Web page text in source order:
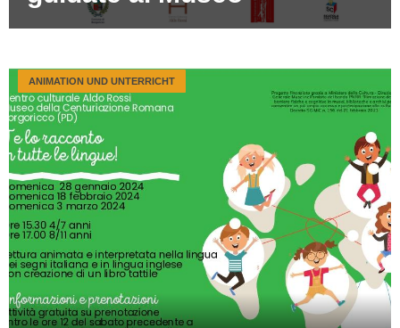
ANIMATION UND UNTERRICHT